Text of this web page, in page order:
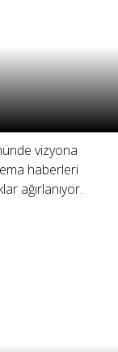
vizyona
haberleri
ağırlanıyor.